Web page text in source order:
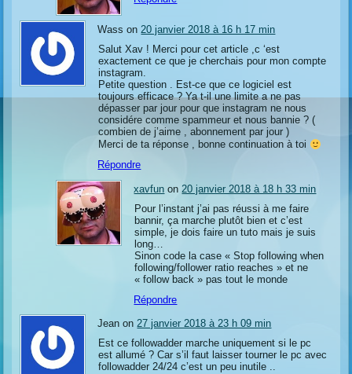
Wass on20 janvier 2018 à 16 h 17 min
Salut Xav ! Merci pour cet article ,c ‘est
exactement ce que je cherchais pour mon compte
instagram.
Petite question . Est-ce que ce logiciel est
toujours efficace ? Ya t-il une limite a ne pas
dépasser par jour pour que instagram ne nous
considére comme spammeur et nous bannie ? (
combien de j’aime , abonnement par jour )
Merci de ta réponse , bonne continuation à toi
Répondre
xavfun on 20 janvier 2018 à 18 h 33 min
Pour l’instant j’ai pas réussi à me faire
bannir, ça marche plutôt bien et c’est
simple, je dois faire un tuto mais je suis
long…
Sinon code la case « Stop following when
following/follower ratio reaches » et ne
« follow back » pas tout le monde
Répondre
Jean on27 janvier 2018 à 23 h 09 min
Est ce followadder marche uniquement si le pc
est allumé ? Car s’il faut laisser tourner le pc avec
followadder 24/24 c’est un peu inutile ..